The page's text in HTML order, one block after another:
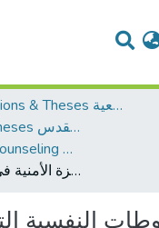
& Collections
All of DSpace
Dissertations & Theses الرسائل الجامعية
AQU Master Theses الرسائل الجامعية الخاصة بجامعة القدس
Edu. & Psych. Counseling الإرشاد النفسي والتربوي
الضغوطات النفسية التي تعاني منها المرأة العاملة في الأجهزة الأمنية في شرق فلسطين
النفسية